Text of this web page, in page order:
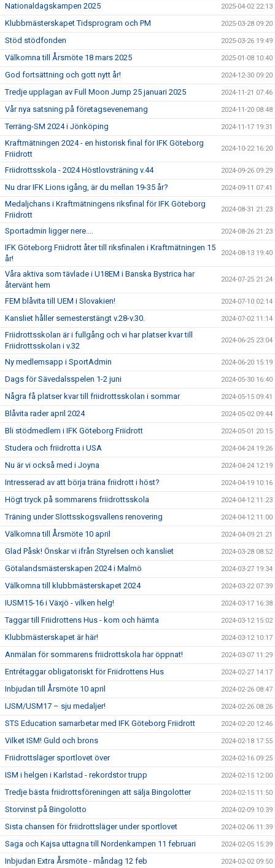
Nationaldagskampen 2025 2025-04-02 22:13
Klubbmästerskapet Tidsprogram och PM 2025-03-28 09:20
Stöd stödfonden 2025-03-26 19:49
Välkomna till Årsmöte 18 mars 2025 2025-01-08 10:40
God fortsättning och gott nytt år! 2024-12-30 09:20
Tredje upplagan av Full Moon Jump 25 januari 2025 2024-11-21 07:46
Vår nya satsning på företagsevenemang 2024-11-20 08:48
Terräng-SM 2024 i Jönköping 2024-11-17 19:31
Kraftmätningen 2024 - en historisk final för IFK Göteborg
Friidrott
2024-10-22 16:20
Friidrottsskola - 2024 Höstlovsträning v.44 2024-09-26 09:29
Nu drar IFK Lions igång, är du mellan 19-35 år? 2024-09-11 07:41
Medaljchans i Kraftmätningens riksfinal för IFK Göteborg
Friidrott
2024-08-31 21:23
Sportadmin ligger nere.... 2024-08-26 21:23
IFK Göteborg Friidrott åter till riksfinalen i Kraftmätningen 15
år!
2024-08-13 19:40
Våra aktiva som tävlade i U18EM i Banska Bystrica har
återvänt hem
2024-07-25 21:24
FEM blåvita till UEM i Slovakien! 2024-07-10 02:14
Kansliet håller semesterstängt v.28-v.30. 2024-07-02 11:14
Friidrottsskolan är i fullgång och vi har platser kvar till
Friidrottsskolan i v.32
2024-06-25 23:04
Ny medlemsapp i SportAdmin 2024-06-20 15:19
Dags för Sävedalsspelen 1-2 juni 2024-05-30 16:40
Några få platser kvar till friidrottsskolan i sommar 2024-05-15 09:41
Blåvita rader april 2024 2024-05-02 09:44
Bli stödmedlem i IFK Göteborg Friidrott 2024-05-01 20:15
Studera och friidrotta i USA 2024-04-24 19:26
Nu är vi också med i Joyna 2024-04-24 12:19
Intresserad av att börja träna friidrott i höst? 2024-04-19 10:16
Högt tryck på sommarens friidrottsskola 2024-04-12 11:23
Träning under Slottsskogsvallens renovering 2024-04-12 11:00
Välkomna till Årsmöte 10 april 2024-04-09 21:21
Glad Påsk! Önskar vi ifrån Styrelsen och kansliet 2024-03-28 08:52
Götalandsmästerskapen 2024 i Malmö 2024-03-27 19:34
Välkomna till klubbmästerskapet 2024 2024-03-22 07:39
IUSM15-16 i Växjö - vilken helg! 2024-03-17 16:38
Taggar till Friidrottens Hus - kom och hämta 2024-03-12 15:02
Klubbmästerskapet är här! 2024-03-12 10:17
Anmälan för sommarens friidrottskola har öppnat! 2024-03-07 11:29
Entrétaggar obligatoriskt för Friidrottens Hus 2024-02-27 14:17
Inbjudan till Årsmöte 10 april 2024-02-26 08:47
IJSM/USM17 – sju medaljer! 2024-02-26 08:26
STS Education samarbetar med IFK Göteborg Friidrott 2024-02-20 12:46
Vilket ISM! Guld och brons 2024-02-18 17:55
Friidrottsläger sportlovet över 2024-02-16 09:25
ISM i helgen i Karlstad - rekordstor trupp 2024-02-15 12:00
Tredje bästa friidrottsföreningen att sälja Bingolotter 2024-02-15 11:50
Storvinst på Bingolotto 2024-02-09 10:39
Sista chansen för friidrottsläger under sportlovet 2024-02-06 11:39
Saga och Kajsa uttagna till Nordenkampen 11 februari 2024-02-05 15:39
Inbjudan Extra Årsmöte - måndag 12 feb 2024-02-02 09:50